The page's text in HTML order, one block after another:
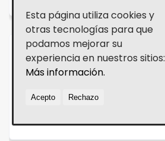
Aviso legal
Esta página utiliza cookies y
otras tecnologías para que
podamos mejorar su
experiencia en nuestros sitios:
Más información.
Acepto Rechazo